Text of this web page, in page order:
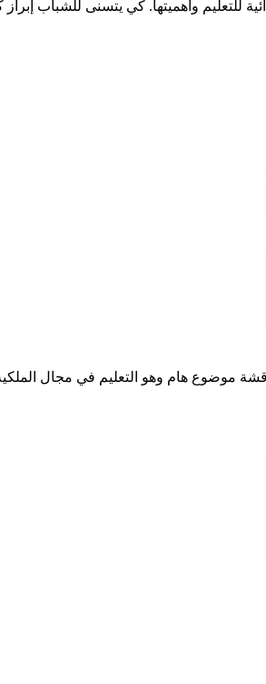
وأهميتها. كي يتسنى للشباب إبراز
موضوع هام وهو التعليم في مجال